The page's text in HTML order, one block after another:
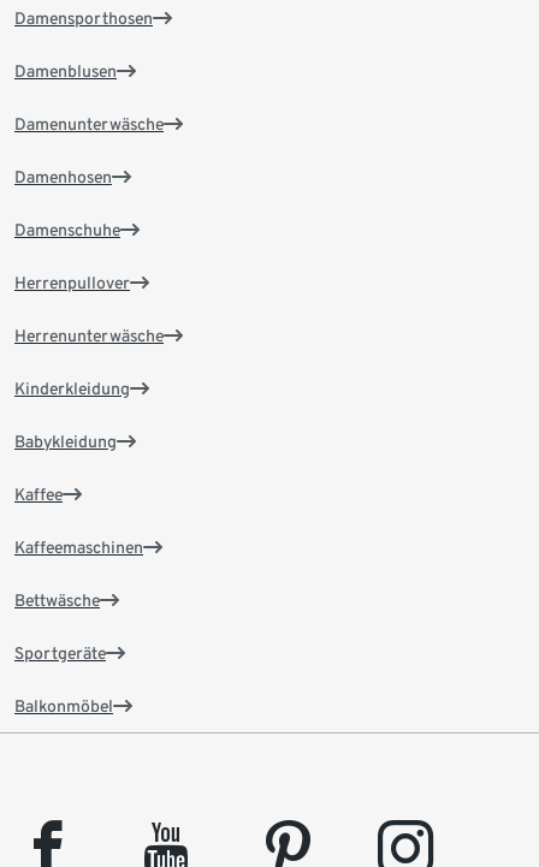
Damensporthosen
Damenblusen
Damenunterwäsche
Damenhosen
Damenschuhe
Herrenpullover
Herrenunterwäsche
Kinderkleidung
Babykleidung
Kaffee
Kaffeemaschinen
Bettwäsche
Sportgeräte
Balkonmöbel
facebook youtube pinterest instagram